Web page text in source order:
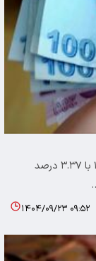
اقتصاد ایرانی؛قیمت لیر ترکیه امروز یکشنبه ۲۳ آذر ۱۴۰۴ با ۳.۳۷ درصد
۱۴۰۴/۰۹/۲۳ ۰۹:۵۲